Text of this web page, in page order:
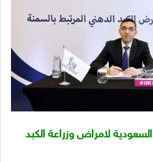
لامراض وزراعة الكبد